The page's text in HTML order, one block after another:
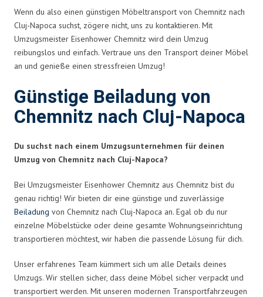
Wenn du also einen günstigen Möbeltransport von Chemnitz nach
Cluj-Napoca suchst, zögere nicht, uns zu kontaktieren. Mit
Umzugsmeister Eisenhower Chemnitz wird dein Umzug
reibungslos und einfach. Vertraue uns den Transport deiner Möbel
an und genieße einen stressfreien Umzug!
Günstige Beiladung von
Chemnitz nach Cluj-Napoca
Du suchst nach einem Umzugsunternehmen für deinen
Umzug von Chemnitz nach Cluj-Napoca?
Bei Umzugsmeister Eisenhower Chemnitz aus Chemnitz bist du
genau richtig! Wir bieten dir eine günstige und zuverlässige
Beiladung von Chemnitz nach Cluj-Napoca an. Egal ob du nur
einzelne Möbelstücke oder deine gesamte Wohnungseinrichtung
transportieren möchtest, wir haben die passende Lösung für dich.
Unser erfahrenes Team kümmert sich um alle Details deines
Umzugs. Wir stellen sicher, dass deine Möbel sicher verpackt und
transportiert werden. Mit unseren modernen Transportfahrzeugen